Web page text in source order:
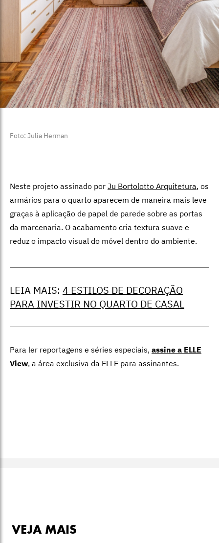
Foto: Julia Herman
Neste projeto assinado por Ju Bortolotto Arquitetura, os
armários para o quarto aparecem de maneira mais leve
graças à aplicação de papel de parede sobre as portas
da marcenaria. O acabamento cria textura suave e
reduz o impacto visual do móvel dentro do ambiente.
LEIA MAIS: 4 ESTILOS DE DECORAÇÃO
PARA INVESTIR NO QUARTO DE CASAL
Para ler reportagens e séries especiais, assine a ELLE
View, a área exclusiva da ELLE para assinantes.
VEJA MAIS